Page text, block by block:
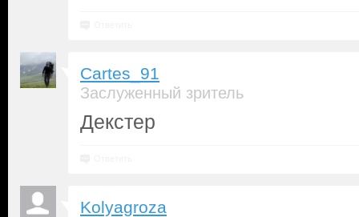
Cartes_91
Заслуженный зритель
Декстер
Kolyagroza